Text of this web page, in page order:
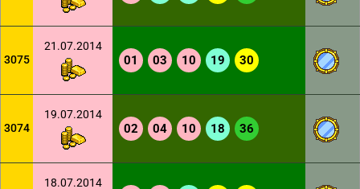
3075
21.07.2014
01 03 10 19 30
3074
19.07.2014
02 04 10 18 36
18.07.2014